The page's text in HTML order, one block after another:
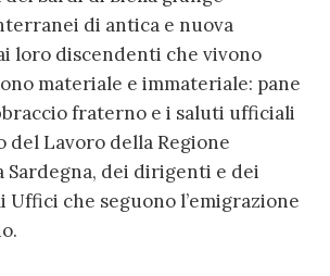
di antica e nuova
loro discendenti che vivono
materiale e immateriale: pane
fraterno e i saluti ufficiali
del Lavoro della Regione
Sardegna, dei dirigenti e dei
che seguono l’emigrazione